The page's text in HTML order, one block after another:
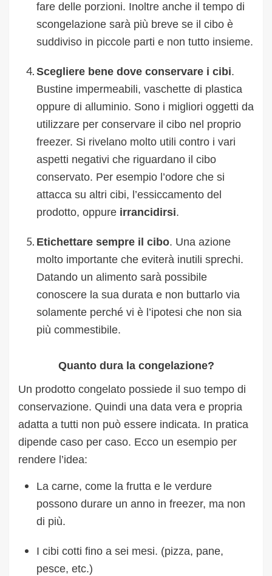
fare delle porzioni. Inoltre anche il tempo di
scongelazione sarà più breve se il cibo è
suddiviso in piccole parti e non tutto insieme.
Scegliere bene dove conservare i cibi.
Bustine impermeabili, vaschette di plastica
oppure di alluminio. Sono i migliori oggetti da
utilizzare per conservare il cibo nel proprio
freezer. Si rivelano molto utili contro i vari
aspetti negativi che riguardano il cibo
conservato. Per esempio l’odore che si
attacca su altri cibi, l’essiccamento del
prodotto, oppure irrancidirsi.
Etichettare sempre il cibo. Una azione
molto importante che eviterà inutili sprechi.
Datando un alimento sarà possibile
conoscere la sua durata e non buttarlo via
solamente perché vi è l’ipotesi che non sia
più commestibile.
Quanto dura la congelazione?
Un prodotto congelato possiede il suo tempo di
conservazione. Quindi una data vera e propria
adatta a tutti non può essere indicata. In pratica
dipende caso per caso. Ecco un esempio per
rendere l’idea:
La carne, come la frutta e le verdure
possono durare un anno in freezer, ma non
di più.
I cibi cotti fino a sei mesi. (pizza, pane,
pesce, etc.)